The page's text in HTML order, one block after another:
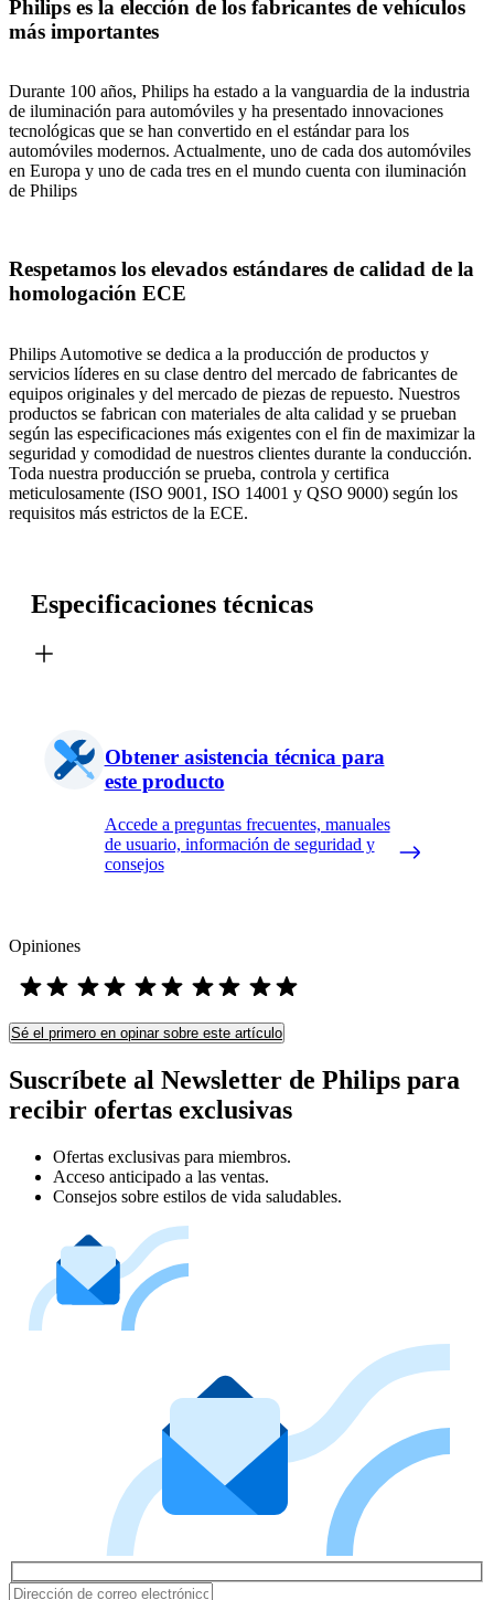
Philips es la elección de los fabricantes de vehículos
más importantes
Durante 100 años, Philips ha estado a la vanguardia de la industria
de iluminación para automóviles y ha presentado innovaciones
tecnológicas que se han convertido en el estándar para los
automóviles modernos. Actualmente, uno de cada dos automóviles
en Europa y uno de cada tres en el mundo cuenta con iluminación
de Philips
Respetamos los elevados estándares de calidad de la
homologación ECE
Philips Automotive se dedica a la producción de productos y
servicios líderes en su clase dentro del mercado de fabricantes de
equipos originales y del mercado de piezas de repuesto. Nuestros
productos se fabrican con materiales de alta calidad y se prueban
según las especificaciones más exigentes con el fin de maximizar la
seguridad y comodidad de nuestros clientes durante la conducción.
Toda nuestra producción se prueba, controla y certifica
meticulosamente (ISO 9001, ISO 14001 y QSO 9000) según los
requisitos más estrictos de la ECE.
Especificaciones técnicas
Obtener asistencia técnica para
este producto
Accede a preguntas frecuentes, manuales
de usuario, información de seguridad y
consejos
Opiniones
Sé el primero en opinar sobre este artículo
Suscríbete al Newsletter de Philips para
recibir ofertas exclusivas
Ofertas exclusivas para miembros.
Acceso anticipado a las ventas.
Consejos sobre estilos de vida saludables.